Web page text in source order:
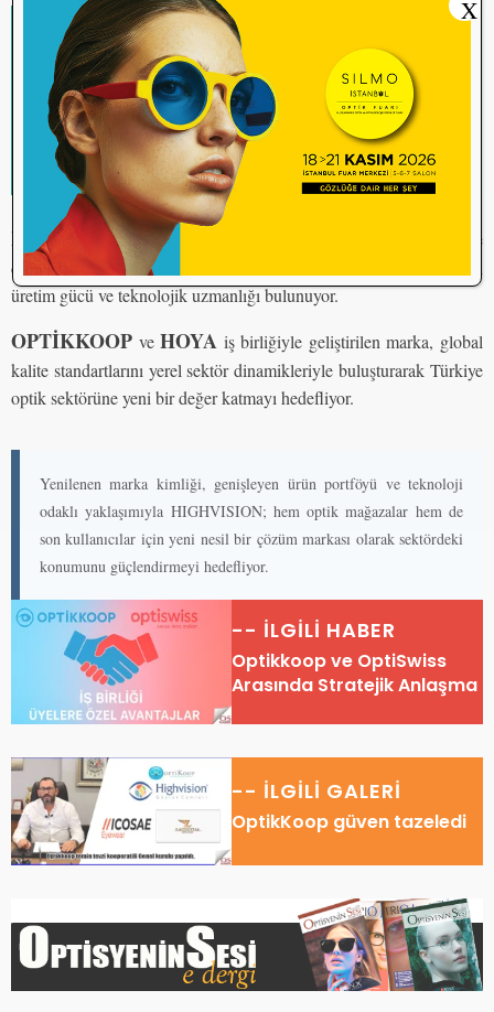
GLOBAL GÜÇ, YEREL VİZYON
HIGHVISION’un arkasında dünyanın lider gözlük camı
üreticilerindenHOYA Vision Care’in üretim gücü ve
teknolojik uzmanlığıbulunuyor.
HIGHVISION’ un yeni dönem yapılanmasının arkasında ise
dünyanın lider gözlük camı üreticilerinden HOYA Vision Care’in
üretim gücü ve teknolojik uzmanlığı bulunuyor.
OPTİKKOOP veHOYA iş birliğiyle geliştirilen marka, global
kalite standartlarını yerel sektör dinamikleriyle buluşturarak Türkiye
optik sektörüne yeni bir değer katmayı hedefliyor.
Yenilenen marka kimliği, genişleyen ürün portföyü ve teknoloji
odaklı yaklaşımıyla HIGHVISION; hem optik mağazalar hem de
son kullanıcılar için yeni nesil bir çözüm markası olarak sektördeki
konumunu güçlendirmeyi hedefliyor.
-- İLGİLİ HABER
Optikkoop ve OptiSwiss
Arasında Stratejik Anlaşma
-- İLGİLİ GALERİ
OptikKoop güven tazeledi
X